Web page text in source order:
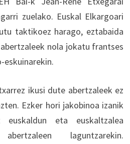
zuelako. Euskal Elkargoari
taktikoez harago, eztabaida
nola jokatu frantses
eskuinarekin.
ikusi dute abertzaleek ez
Ezker hori jakobinoa izanik
euskaldun eta euskaltzalea
laguntzarekin.